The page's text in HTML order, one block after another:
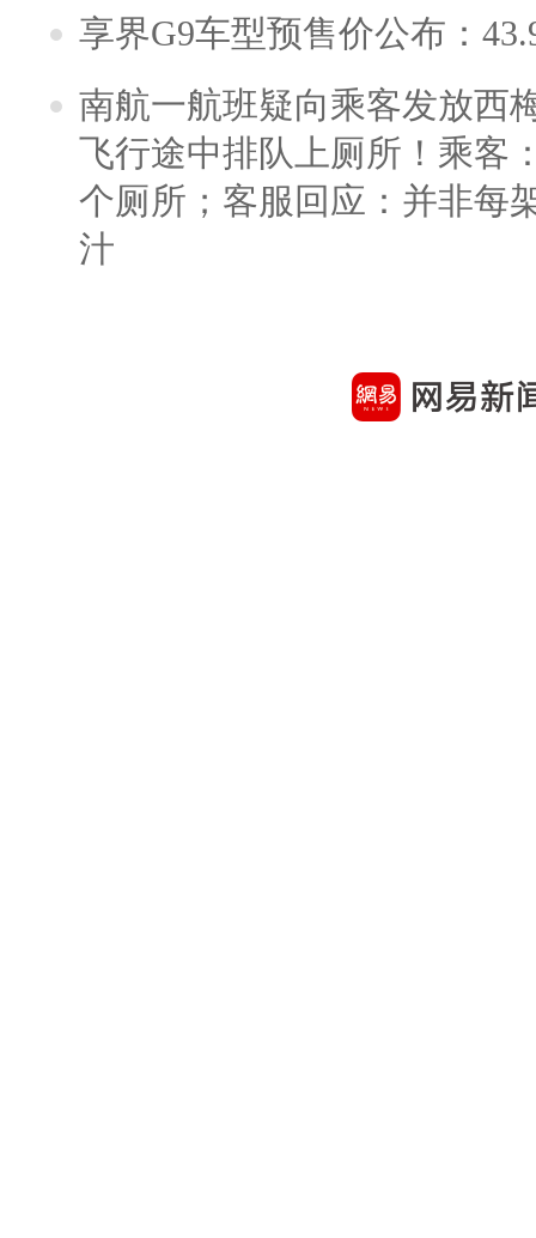
享界G9车型预售价公布：
南航一航班疑向乘客发放西
飞行途中排队上厕所！乘客
个厕所；客服回应：并非每
汁